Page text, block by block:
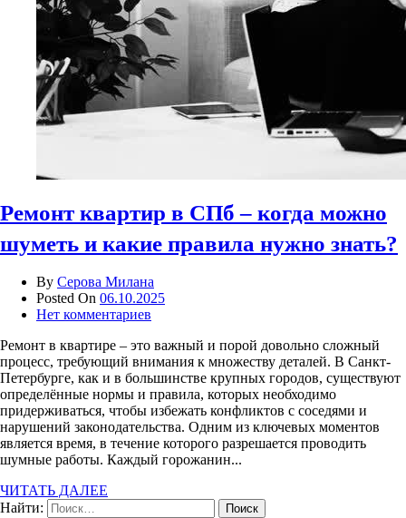
Ремонт квартир в СПб – когда можно
шуметь и какие правила нужно знать?
By Серова Милана
Posted On 06.10.2025
Нет комментариев
Ремонт в квартире – это важный и порой довольно сложный
процесс, требующий внимания к множеству деталей. В Санкт-
Петербурге, как и в большинстве крупных городов, существуют
определённые нормы и правила, которых необходимо
придерживаться, чтобы избежать конфликтов с соседями и
нарушений законодательства. Одним из ключевых моментов
является время, в течение которого разрешается проводить
шумные работы. Каждый горожанин...
ЧИТАТЬ ДАЛЕЕ
Найти: